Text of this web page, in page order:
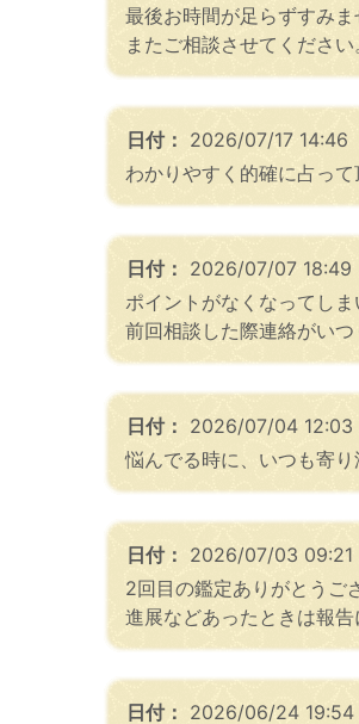
最後お時間が足らずすみま
またご相談させてください
日付： 2026/07/17 14:46
わかりやすく的確に占っ
日付： 2026/07/07 18:49
ポイントがなくなってし
前回相談した際連絡がい
日付： 2026/07/04 12:03
悩んでる時に、いつも寄
日付： 2026/07/03 09:21
2回目の鑑定ありがとうご
進展などあったときは報告
日付： 2026/06/24 19:54